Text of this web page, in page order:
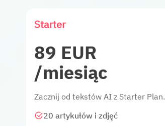
Starter
89 EUR
/miesiąc
Zacznij od tekstów AI z Starter Plan.
20 artykułów i zdjęć